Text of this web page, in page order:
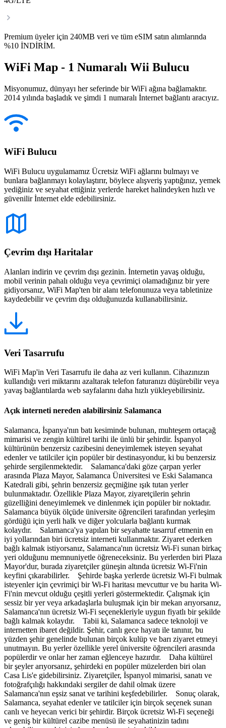
Premium üyeler için 240MB veri ve tüm eSIM satın alımlarında
%10 İNDİRİM.
WiFi Map - 1 Numaralı Wii Bulucu
Misyonumuz, dünyayı her seferinde bir WiFi ağına bağlamaktır.
2014 yılında başladık ve şimdi 1 numaralı İnternet bağlantı aracıyız.
WiFi Bulucu
WiFi Bulucu uygulamamız Ücretsiz WiFi ağlarını bulmayı ve
bunlara bağlanmayı kolaylaştırır, böylece alışveriş yaptığınız, yemek
yediğiniz ve seyahat ettiğiniz yerlerde hareket halindeyken hızlı ve
güvenilir İnternet elde edebilirsiniz.
Çevrim dışı Haritalar
Alanları indirin ve çevrim dışı gezinin. İnternetin yavaş olduğu,
mobil verinin pahalı olduğu veya çevrimiçi olamadığınız bir yere
gidiyorsanız, WiFi Map'ten bir alanı telefonunuza veya tabletinize
kaydedebilir ve çevrim dışı olduğunuzda kullanabilirsiniz.
Veri Tasarrufu
WiFi Map'in Veri Tasarrufu ile daha az veri kullanın. Cihazınızın
kullandığı veri miktarını azaltarak telefon faturanızı düşürebilir veya
yavaş bağlantılarda web sayfalarını daha hızlı yükleyebilirsiniz.
Açık interneti nereden alabilirsiniz Salamanca
Salamanca, İspanya'nın batı kesiminde bulunan, muhteşem ortaçağ
mimarisi ve zengin kültürel tarihi ile ünlü bir şehirdir. İspanyol
kültürünün benzersiz cazibesini deneyimlemek isteyen seyahat
edenler ve tatilciler için popüler bir destinasyondur, ki bu benzersiz
şehirde sergilenmektedir. Salamanca'daki göze çarpan yerler
arasında Plaza Mayor, Salamanca Üniversitesi ve Eski Salamanca
Katedrali gibi, şehrin benzersiz geçmiğine ışık tutan yerler
bulunmaktadır. Özellikle Plaza Mayor, ziyaretçilerin şehrin
güzelliğini deneyimlemek ve dinlenmek için popüler bir noktadır.
Salamanca büyük ölçüde üniversite öğrencileri tarafından yerleşim
gördüğü için yerli halk ve diğer yolcularla bağlantı kurmak
kolaydır. Salamanca'ya yapılan bir seyahatte tasarruf etmenin en
iyi yollarından biri ücretsiz interneti kullanmaktır. Ziyaret ederken
bağlı kalmak istiyorsanız, Salamanca'nın ücretsiz Wi-Fi sunan birkaç
yeri olduğunu memnuniyetle öğreneceksiniz. Bu yerlerden biri Plaza
Mayor'dur, burada ziyaretçiler güneşin altında ücretsiz Wi-Fi'nin
keyfini çıkarabilirler. Şehirde başka yerlerde ücretsiz Wi-Fi bulmak
isteyenler için çevrimiçi bir Wi-Fi haritası mevcuttur ve bu harita Wi-
Fi'nin mevcut olduğu çeşitli yerleri göstermektedir. Çalışmak için
sessiz bir yer veya arkadaşlarla buluşmak için bir mekan arıyorsanız,
Salamanca'nın ücretsiz Wi-Fi seçenekleriyle uygun fiyatlı bir şekilde
bağlı kalmak kolaydır. Tabii ki, Salamanca sadece teknoloji ve
internetten ibaret değildir. Şehir, canlı gece hayatı ile tanınır, bu
yüzden şehir genelinde bulunan birçok kulüp ve barı ziyaret etmeyi
unutmayın. Bu yerler özellikle yerel üniversite öğrencileri arasında
popülerdir ve onlar her zaman eğlenceye hazırdır. Daha kültürel
bir şeyler arıyorsanız, şehirdeki en popüler müzelerden biri olan
Casa Lis'e gidebilirsiniz. Ziyaretçiler, İspanyol mimarisi, sanatı ve
fotoğrafçılığı hakkındaki sergiler de dahil olmak üzere
Salamanca'nın eşsiz sanat ve tarihini keşfedebilirler. Sonuç olarak,
Salamanca, seyahat edenler ve tatilciler için birçok seçenek sunan
canlı ve heyecan verici bir şehirdir. Birçok ücretsiz Wi-Fi seçeneği
ve geniş bir kültürel cazibe menüsü ile seyahatinizin tadını